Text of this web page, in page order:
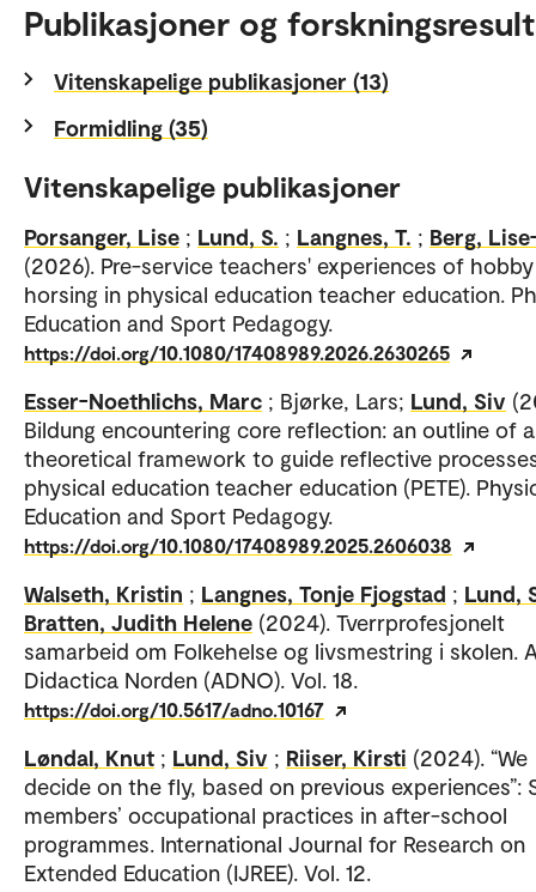
Publikasjoner og
Vitenskapelige publikasjoner (13)
Formidling (35)
Vitenskapelige publikasjoner
Porsanger, Lise ; Lund, S. ; Langnes, T. ; Berg,
(2026). Pre-service teachers' experiences of hobby
horsing in physical education teacher education.
Education and Sport Pedagogy.
https://doi.org/10.1080/17408989.2026.2630265
Esser-Noethlichs, Marc ; Bjørke, Lars; Lund, Siv
Bildung encountering core reflection: an outline of a
theoretical framework to guide reflective
physical education teacher education (PETE).
Education and Sport Pedagogy.
https://doi.org/10.1080/17408989.2025.2606038
Walseth, Kristin ; Langnes, Tonje Fjogstad ; Lund,
Bratten, Judith Helene (2024). Tverrprofesjonelt
samarbeid om Folkehelse og livsmestring i skolen.
Didactica Norden (ADNO). Vol. 18.
https://doi.org/10.5617/adno.10167
Løndal, Knut ; Lund, Siv ; Riiser, Kirsti (2024). “We
decide on the fly, based on previous experiences”:
members’ occupational practices in after-school
programmes. International Journal for Research on
Extended Education (IJREE). Vol. 12.